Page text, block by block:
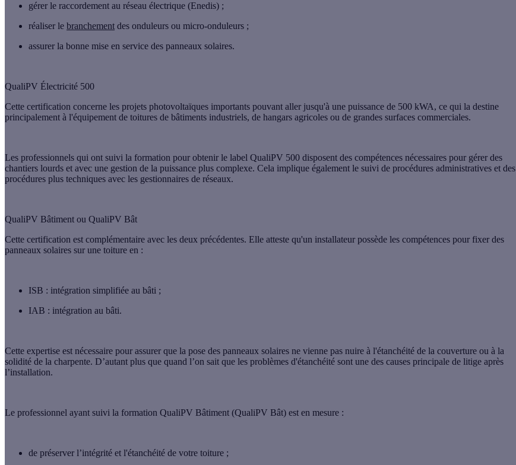
gérer le raccordement au réseau électrique (Enedis) ;
réaliser le branchement des onduleurs ou micro-onduleurs ;
assurer la bonne mise en service des panneaux solaires.
QualiPV Électricité 500
Cette certification concerne les projets photovoltaïques importants pouvant aller jusqu'à une puissance de 500 kWA, ce qui la destine
principalement à l'équipement de toitures de bâtiments industriels, de hangars agricoles ou de grandes surfaces commerciales.
Les professionnels qui ont suivi la formation pour obtenir le label QualiPV 500 disposent des compétences nécessaires pour gérer des
chantiers lourds et avec une gestion de la puissance plus complexe. Cela implique également le suivi de procédures administratives et des
procédures plus techniques avec les gestionnaires de réseaux.
QualiPV Bâtiment ou QualiPV Bât
Cette certification est complémentaire avec les deux précédentes. Elle atteste qu'un installateur possède les compétences pour fixer des
panneaux solaires sur une toiture en :
ISB : intégration simplifiée au bâti ;
IAB : intégration au bâti.
Cette expertise est nécessaire pour assurer que la pose des panneaux solaires ne vienne pas nuire à l'étanchéité de la couverture ou à la
solidité de la charpente. D’autant plus que quand l’on sait que les problèmes d'étanchéité sont une des causes principale de litige après
l’installation.
Le professionnel ayant suivi la formation QualiPV Bâtiment (QualiPV Bât) est en mesure :
de préserver l’intégrité et l'étanchéité de votre toiture ;